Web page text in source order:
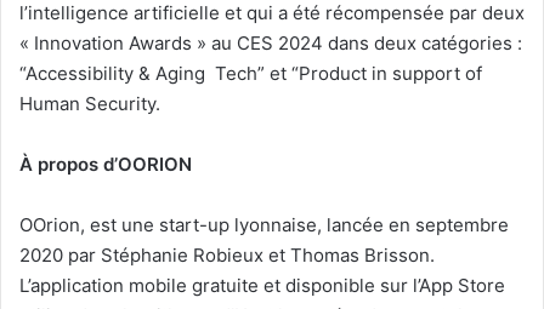
l’intelligence artificielle et qui a été récompensée par deux
« Innovation Awards » au CES 2024 dans deux catégories :
“Accessibility & Aging Tech” et “Product in support of
Human Security.
À propos d’OORION
OOrion, est une start-up lyonnaise, lancée en septembre
2020 par Stéphanie Robieux et Thomas Brisson.
L’application mobile gratuite et disponible sur l’App Store